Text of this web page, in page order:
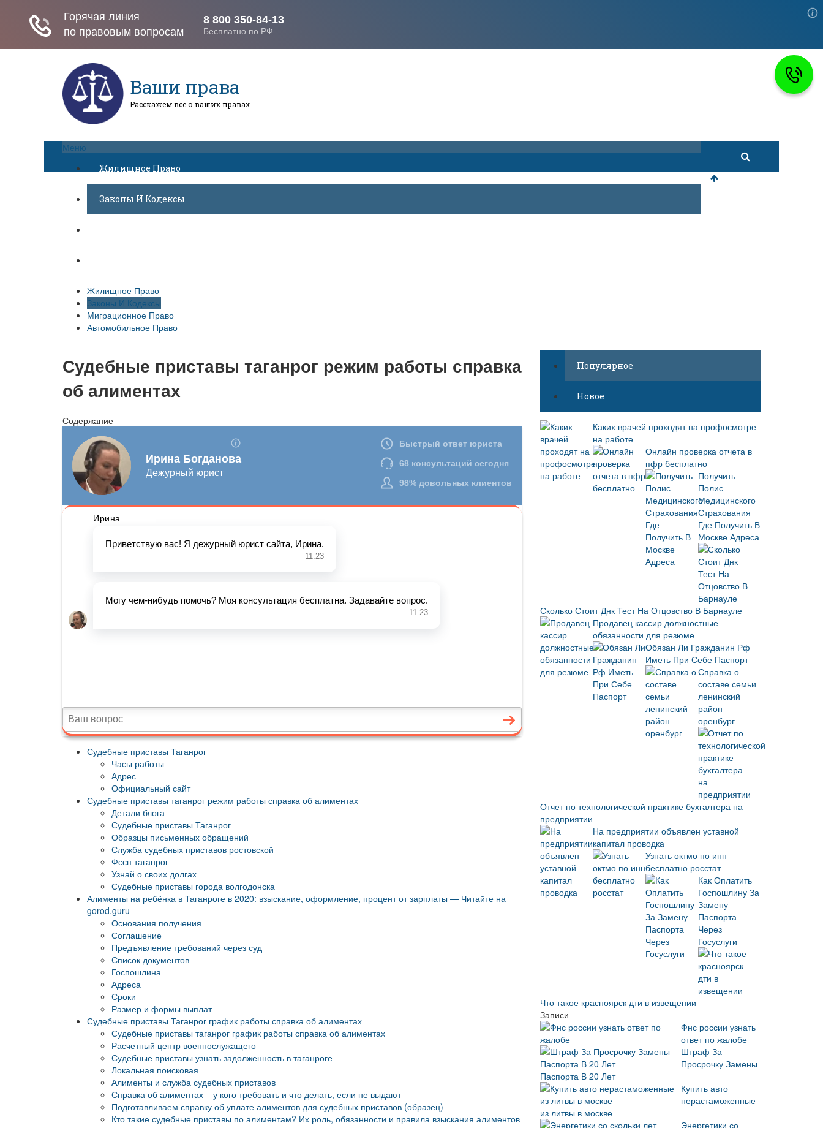
Ваши права
Расскажем все о ваших правах
Меню
Жилищное Право
Законы И Кодексы
Жилищное Право
Законы И Кодексы
Миграционное Право
Автомобильное Право
Судебные приставы таганрог режим работы справка
об алиментах
Содержание
Судебные приставы Таганрог
Часы работы
Адрес
Официальный сайт
Судебные приставы таганрог режим работы справка об алиментах
Детали блога
Судебные приставы Таганрог
Образцы письменных обращений
Служба судебных приставов ростовской
Фссп таганрог
Узнай о своих долгах
Судебные приставы города волгодонска
Алименты на ребёнка в Таганроге в 2020: взыскание, оформление, процент от зарплаты — Читайте на
gorod.guru
Основания получения
Соглашение
Предъявление требований через суд
Список документов
Госпошлина
Адреса
Сроки
Размер и формы выплат
Судебные приставы Таганрог график работы справка об алиментах
Судебные приставы таганрог график работы справка об алиментах
Расчетный центр военнослужащего
Судебные приставы узнать задолженность в таганроге
Локальная поисковая
Алименты и служба судебных приставов
Справка об алиментах – у кого требовать и что делать, если не выдают
Подготавливаем справку об уплате алиментов для судебных приставов (образец)
Кто такие судебные приставы по алиментам? Их роль, обязанности и правила взыскания алиментов
Популярное
Новое
Каких врачей проходят на профосмотре
на работе
Онлайн проверка отчета в
пфр бесплатно
Получить
Полис
Медицинского
Страхования
Где Получить В
Москве Адреса
Сколько Стоит Днк Тест На Отцовство В Барнауле
Продавец кассир должностные
обязанности для резюме
Обязан Ли Гражданин Рф
Иметь При Себе Паспорт
Справка о
составе семьи
ленинский
район
оренбург
Отчет по технологической практике бухгалтера на
предприятии
На предприятии объявлен уставной
капитал проводка
Узнать октмо по инн
бесплатно росстат
Как Оплатить
Госпошлину За
Замену
Паспорта
Через
Госуслуги
Что такое красноярск дти в извещении
Записи
Фнс россии узнать
ответ по жалобе
Штраф За
Просрочку Замены
Паспорта В 20 Лет
Купить авто
нерастаможенные
из литвы в москве
Энергетики со